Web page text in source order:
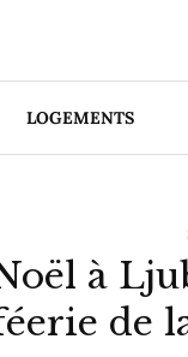
LOGEMENTS
à
de